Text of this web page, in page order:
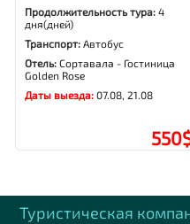
Продолжительность тура:4
дня(дней)
Транспорт:Автобус
Отель:Сортавала - Гостиница
Golden Rose
Даты выезда:07.08, 21.08
Туристическая